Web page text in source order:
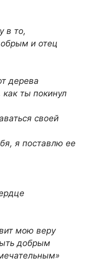
в то,
и отец
дерева
как ты покинул
своей
я поставлю ее
мою веру
добрым